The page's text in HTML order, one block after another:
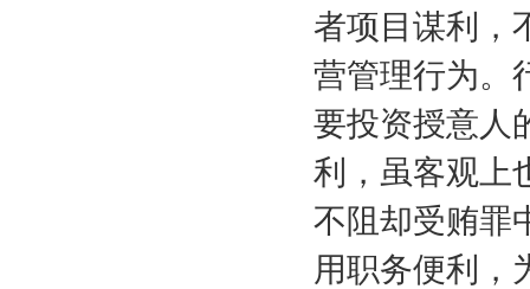
者项目谋利，
营管理行为。
要投资授意人
利，虽客观上
不阻却受贿罪
用职务便利，